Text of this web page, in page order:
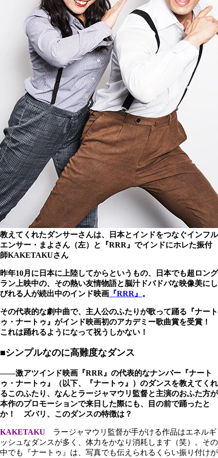
教えてくれたダンサーさんは、日本とインドをつなぐインフル
エンサー・まよさん（左）と『RRR』でインドにホレた振付
師KAKETAKUさん
昨年10月に日本に上陸してからというもの、日本でも超ロング
ラン上映中の、その熱い友情物語と脳汁ドバドバな映像美にし
びれる人が続出中のインド映画 『RRR』 。
その代表的な劇中曲で、主人公のふたりが歌って踊る『ナート
ゥ・ナートゥ』がインド映画初のアカデミー歌曲賞を受賞！
これは踊れるようになって祝うしかない！
■シンプルなのに高難度なダンス
――激アツインド映画『RRR』の代表的なナンバー『ナート
ゥ・ナートゥ』（以下、『ナートゥ』）のダンスを教えてくれ
るこのふたり、なんとラージャマウリ監督と主演のおふた方が
本作のプロモーションで来日した際にも、目の前で踊ったと
か！ ズバリ、このダンスの特徴は？
KAKETAKU ラージャマウリ監督が手がける作品はエネルギ
ッシュなダンスが多く、体力をかなり消耗します（笑）。その
中でも『ナートゥ』は、写真でも伝えられるくらい振り付けが